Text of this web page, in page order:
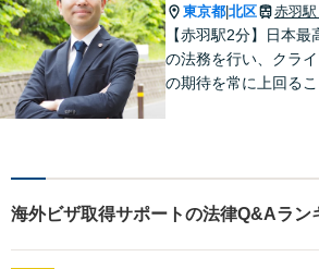
東京都 北区 赤羽駅
【赤羽駅2分】日本最
の法務を行い、クライ
の期待を常に上回るこ
最高のピースになる
一杯の努力をしてい
海外ビザ取得サポートの法律Q&Aラン